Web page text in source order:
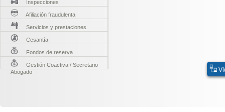
Inspecciones
Afiliación fraudulenta
Servicios y prestaciones
Cesantía
Fondos de reserva
Gestión Coactiva / Secretario
Abogado